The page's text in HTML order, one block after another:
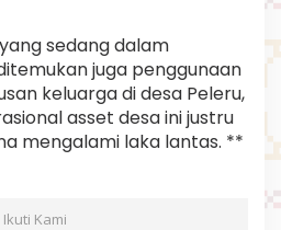
sedang dalam
juga penggunaan
keluarga di desa Peleru,
asset desa ini justru
mengalami laka lantas. **
Ikuti Kami